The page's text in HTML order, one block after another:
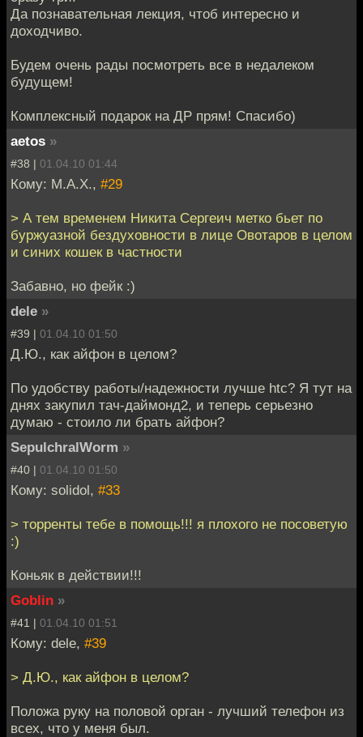
Да познавательная лекция, чтоб интересно и
доходчиво.
Будем очень рады посмотреть все в недалеком
будущем!
Комплексный подарок на ДР прям! Спасибо)
aetos »
#38 | 01.04.10 01:44
Кому: M.A.X., #29
> А тем временем Никита Сергеич метко бьет по
буржуазной бездуховности в лице Овотаров в целом
и синих кошек в частности
Забавно, но фейк :)
dele »
#39 | 01.04.10 01:50
Д.Ю., как айфон в целом?
По удобству работы/надежности лучше htc? Я тут на
днях закупил тач-даймонд2, и теперь серьезно
думаю - стоило ли брать айфон?
SepulchralWorm »
#40 | 01.04.10 01:50
Кому: solidol, #33
> торренты тебе в помощь!!! я плохого не посоветую
:)
Коньяк в действии!!!
Goblin »
#41 | 01.04.10 01:51
Кому: dele, #39
> Д.Ю., как айфон в целом?
Положа руку на половой орган - лучший телефон из
всех, что у меня был.